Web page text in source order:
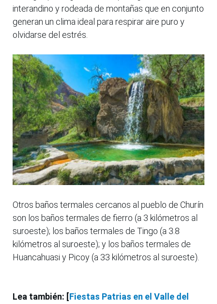
interandino y rodeada de montañas que en conjunto
generan un clima ideal para respirar aire puro y
olvidarse del estrés.
Otros baños termales cercanos al pueblo de Churín
son los baños termales de fierro (a 3 kilómetros al
suroeste); los baños termales de Tingo (a 3.8
kilómetros al suroeste); y los baños termales de
Huancahuasi y Picoy (a 33 kilómetros al suroeste).
Lea también: [Fiestas Patrias en el Valle del